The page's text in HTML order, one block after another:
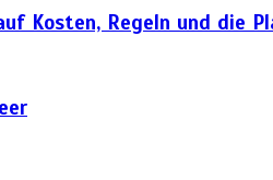
Kosten, Regeln und die